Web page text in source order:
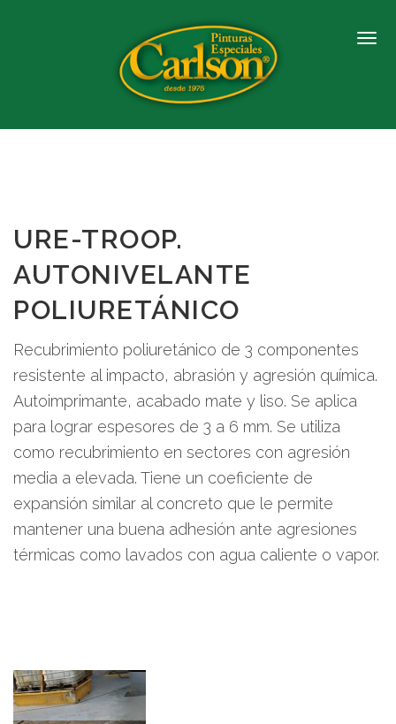
URE-TROOP.
AUTONIVELANTE
POLIURETÁNICO
Recubrimiento poliuretánico de 3 componentes
resistente al impacto, abrasión y agresión química.
Autoimprimante, acabado mate y liso. Se aplica
para lograr espesores de 3 a 6 mm. Se utiliza
como recubrimiento en sectores con agresión
media a elevada. Tiene un coeficiente de
expansión similar al concreto que le permite
mantener una buena adhesión ante agresiones
térmicas como lavados con agua caliente o vapor.